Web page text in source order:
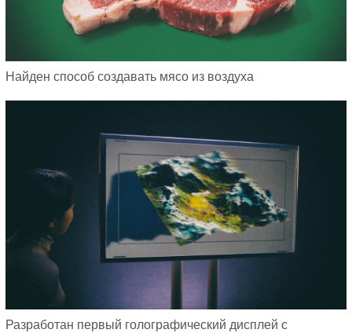
Найден способ создавать мясо из воздуха
Разработан первый голографический дисплей с